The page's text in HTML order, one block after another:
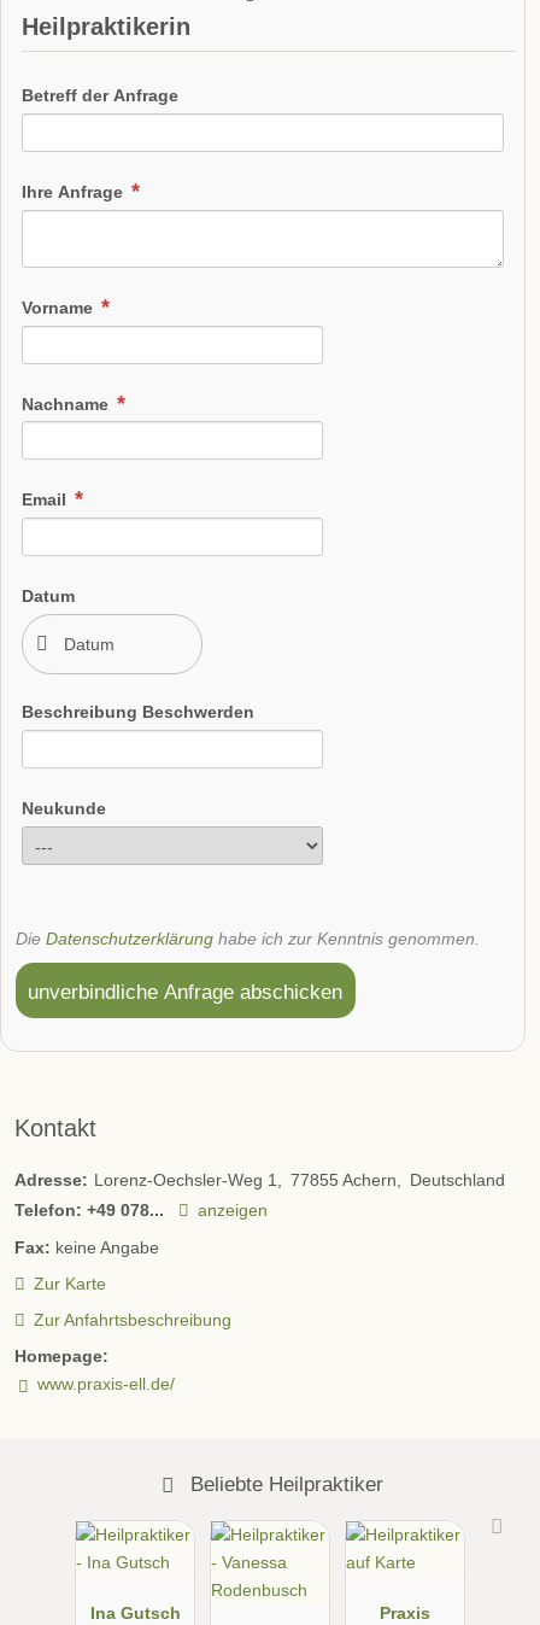
Heilpraktikerin
Betreff der Anfrage
Ihre Anfrage
Vorname
Nachname
Email
Datum
Beschreibung Beschwerden
Neukunde
Die Datenschutzerklärung habe ich zur Kenntnis genommen.
unverbindliche Anfrage abschicken
Kontakt
Adresse: Lorenz-Oechsler-Weg 1 77855 Achern
Deutschland
Telefon: +49 078...
anzeigen
Fax: keine Angabe
Zur Karte
Zur Anfahrtsbeschreibung
Homepage:
www.praxis-ell.de/
Beliebte Heilpraktiker
Ina Gutsch
Praxis